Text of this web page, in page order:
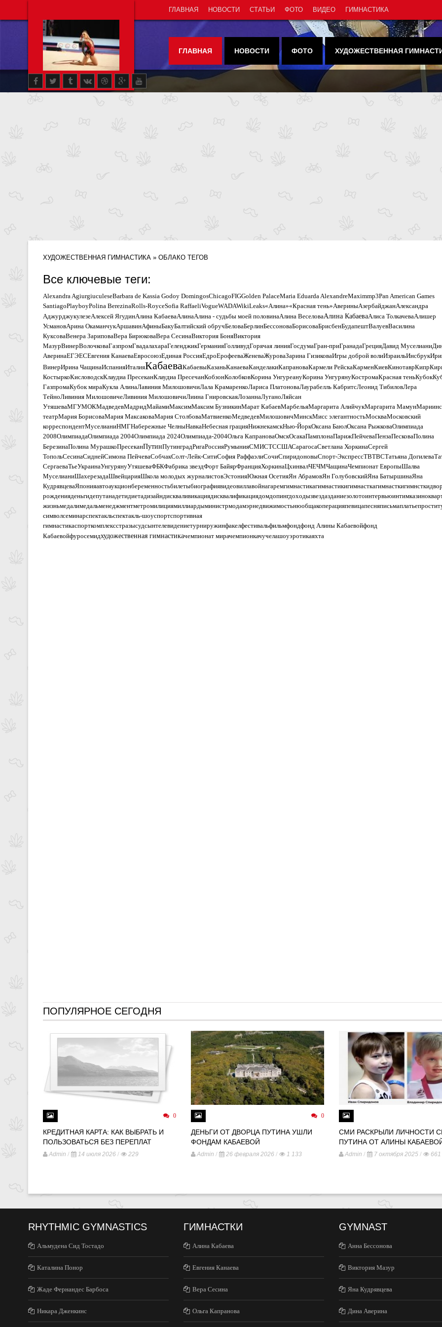
ГЛАВНАЯ НОВОСТИ СТАТЬИ ФОТО ВИДЕО ГИМНАСТИКА
ГЛАВНАЯ НОВОСТИ ФОТО ХУДОЖЕСТВЕННАЯ
ХУДОЖЕСТВЕННАЯ ГИМНАСТИКА » ОБЛАКО ТЕГОВ
Все ключевые теги:
Alexandra AgiurgiuculeseBarbara de Kassia Godoy DomingosChicagoFIGGolden PalaceMaria Eduarda AlexandreMaximmp3Pan American Games
SantiagoPlayboyPolina BerezinaRolls-RoyceSofia RaffaeliVogueWADAWikiLeaks«Алина»«Красная тень»АвериныАзербайджанАлександра
АджурджукулезеАлексей ЯгудинАлинa КабаевaАлинаАлина - судьбы моей половинаАлина ВеселоваАлина КабаеваАлиса ТолкачеваАлишер
УсмановАрина ОкаманчукАршавинАфиныБакуБалтийский обручБеловаБерлинБессоноваБорисоваБрисбенБудапештВалуевВасилина
КуксоваВенера ЗариповаВера БирюковаВера СесинаВиктория БоняВиктория
МазурВинерВолочковаГазпромГвадалахараГеленджикГерманияГолливудГорячая линияГосдумаГран-приГранадаГрецияДавид Муселиани
АверинаЕГЭЕСЕвгения КанаеваЕвросоюзЕдиная РоссияЕдроЕрофееваЖеневаЖуроваЗарина ГизиковаИгры доброй волиИзраильИнсбрук
ВинерИрина ЧащинаИспанияИталияКабаеваКабаевыКазаньКанаеваКанделакиКапрановаКармели РейскаКарменКиевКинотаврКипр
КостыркоКисловодскКлаудиа ПресеканКлаудиа ПресечанКобзонКолобковКорина УнгуреануКорина УнгурянуКостромаКрасная теньКубок
ГазпромаКубок мираКукла АлинаЛавиния МилошовичиЛала КрамаренкоЛариса ПлатоноваЛаурабелль КабритсЛеонид ТибиловЛера
ТейноЛивиния МилошовичеЛивиния МилошовичиЛиина ГнировскаяЛозаннаЛуганоЛяйсан
УтяшеваМГУМОКМадведевМадридМайамиМаксимМаксим БузникинМарат КабаевМарбельяМаргарита АлийчукМаргарита Мамун
театрМария БорисоваМария МаксаковаМария СтолбоваМатвиенкоМедведевМилошовичМинскМисс элегантностьМоскваМосковский
корреспондентМуселианиНМГНабережные ЧелныНавкаНебесная грацияНижнекамскНью-ЙоркОксана БаюлОксана РыжковаОлимпиадa
2008ОлимпиадаОлимпиада 2004Олимпиада 2024Олимпиада-2004Ольга КапрановаОмскОсакаПамплонаПарижПейчеваПензаПесковаПолина
БерезинаПолина МурашкоПресеканПутинПутинградРигаРоссияРумынияСМИСТССШАСарагосаСветлана ХоркинаСергей
ТопольСесинаСиднейСимона ПейчеваСобчакСолт-Лейк-СитиСофия РаффаэлиСочиСпиридоновыСпорт-ЭкспрессТВТВСТатьяна Догилева
СергаеваТьеУкраинаУнгурянуУтяшеваФБКФабрика звездФорт БайярФранцияХоркинаЦхинвалЧЕЧМЧащинаЧемпионат ЕвропыШалва
МуселианиШахерезадаШвейцарияШколa молодых журналистовЭстонияЮжная ОсетияЯн АбрамовЯн ГолубовскийЯна БатыршинаЯна
КудрявцеваЯпонияавтоаукционбеременностьбилетыбиографиявидеовиллавойнагаремгимнастикагимнастикигимнасткагимнасткигимнстки
рожденияденьгидепутанадетидиетадизайндискваливикациядисквалификациядомдопингдоходызвездазданиезолотоинтервьюинтимказино
жизньмедалимедальменеджментметромилициямиллиардыминистрмодамэрнедвижимостьнюобщакоперацияпевицапесняписьмаплатье
символсеминарспектакльспектакль-шоуспортспортивная
гимнастикаспорткомплексстразысудсынтелевидениетурниружинфакелфестивальфильмфондфонд Алины Кабаевойфонд
Кабаевойфуросемидхудожественная гимнастикачемпионат мирачемпионкачучелашоуэротикаяхта
ПОПУЛЯРНОЕ СЕГОДНЯ
0
КРЕДИТНАЯ КАРТА: КАК ВЫБРАТЬ И
ПОЛЬЗОВАТЬСЯ БЕЗ ПЕРЕПЛАТ
Admin / 14 июля 2026 / 229
0
ДЕНЬГИ ОТ ДВОРЦА ПУТИНА УШЛИ
ФОНДАМ КАБАЕВОЙ
Admin / 26 февраля 2026 / 1 133
СМИ РАСКРЫЛИ ЛИЧНОСТИ
ПУТИНА ОТ АЛИНЫ
Admin / 7 октября 2025 / 661
RHYTHMIC GYMNASTICS
Альмудена Сид Тостадо
Каталина Понор
Жаде Фернандес Барбоса
Никара Дженкинс
ГИМНАСТКИ
Алина Кабаева
Евгения Канаева
Вера Сесина
Ольга Капранова
GYMNAST
Анна Бессонова
Виктория Мазур
Яна Кудрявцева
Дина Аверина